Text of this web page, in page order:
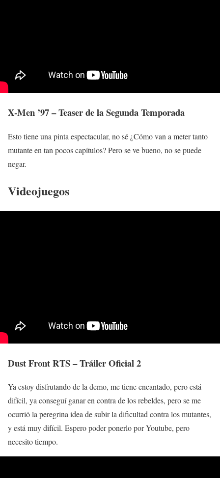
X-Men ’97 – Teaser de la Segunda Temporada
Esto tiene una pinta espectacular, no sé ¿Cómo van a meter tanto
mutante en tan pocos capítulos? Pero se ve bueno, no se puede
negar.
Videojuegos
Dust Front RTS – Tráiler Oficial 2
Ya estoy disfrutando de la demo, me tiene encantado, pero está
difícil, ya conseguí ganar en contra de los rebeldes, pero se me
ocurrió la peregrina idea de subir la dificultad contra los mutantes,
y está muy difícil. Espero poder ponerlo por Youtube, pero
necesito tiempo.